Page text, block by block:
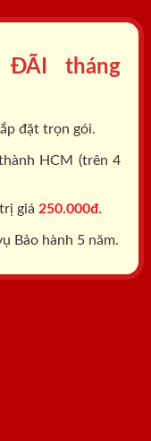
tháng
đặt trọn gói.
HCM (trên 4
giá 250.000đ.
Bảo hành 5 năm.